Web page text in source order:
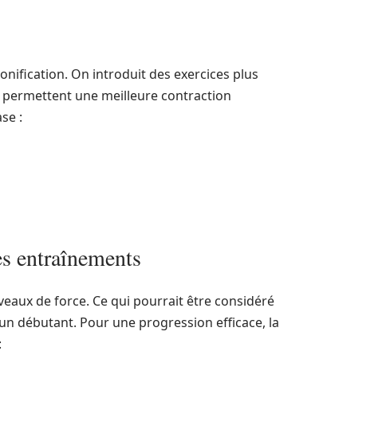
On introduit des exercices plus
permettent une meilleure contraction
:
entraînements
de force. Ce qui pourrait être considéré
débutant. Pour une progression efficace, la